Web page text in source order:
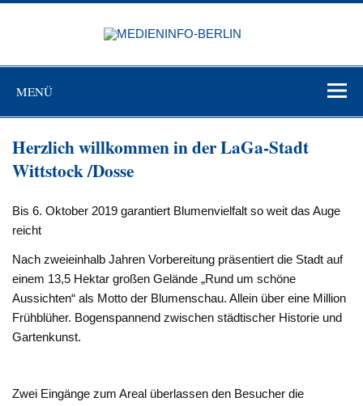
Zum
MENÜ
Herzlich willkommen in der LaGa-Stadt
Wittstock /Dosse
Bis 6. Oktober 2019 garantiert Blumenvielfalt so weit das Auge
reicht
Nach zweieinhalb Jahren Vorbereitung präsentiert die Stadt auf
einem 13,5 Hektar großen Gelände „Rund um schöne
Aussichten“ als Motto der Blumenschau. Allein über eine Million
Frühblüher. Bogenspannend zwischen städtischer Historie und
Gartenkunst.
Zwei Eingänge zum Areal überlassen den Besucher die